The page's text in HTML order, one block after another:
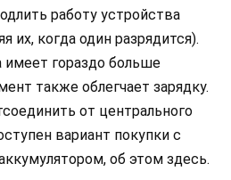
работу устройства
их, когда один разрядится).
гораздо больше
также облегчает зарядку.
от центрального
вариант покупки с
об этом здесь.